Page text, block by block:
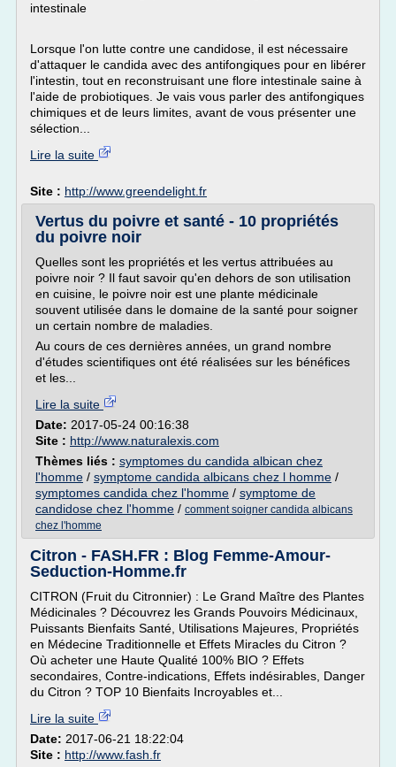
intestinale
Lorsque l'on lutte contre une candidose, il est nécessaire
d'attaquer le candida avec des antifongiques pour en libérer
l'intestin, tout en reconstruisant une flore intestinale saine à
l'aide de probiotiques. Je vais vous parler des antifongiques
chimiques et de leurs limites, avant de vous présenter une
sélection...
Lire la suite
Site : http://www.greendelight.fr
Vertus du poivre et santé - 10 propriétés
du poivre noir
Quelles sont les propriétés et les vertus attribuées au
poivre noir ? Il faut savoir qu'en dehors de son utilisation
en cuisine, le poivre noir est une plante médicinale
souvent utilisée dans le domaine de la santé pour soigner
un certain nombre de maladies.
Au cours de ces dernières années, un grand nombre
d'études scientifiques ont été réalisées sur les bénéfices
et les...
Lire la suite
Date: 2017-05-24 00:16:38
Site : http://www.naturalexis.com
Thèmes liés : symptomes du candida albican chez
l'homme / symptome candida albicans chez l homme /
symptomes candida chez l'homme / symptome de
candidose chez l'homme / comment soigner candida albicans
chez l'homme
Citron - FASH.FR : Blog Femme-Amour-
Seduction-Homme.fr
CITRON (Fruit du Citronnier) : Le Grand Maître des Plantes
Médicinales ? Découvrez les Grands Pouvoirs Médicinaux,
Puissants Bienfaits Santé, Utilisations Majeures, Propriétés
en Médecine Traditionnelle et Effets Miracles du Citron ?
Où acheter une Haute Qualité 100% BIO ? Effets
secondaires, Contre-indications, Effets indésirables, Danger
du Citron ? TOP 10 Bienfaits Incroyables et...
Lire la suite
Date: 2017-06-21 18:22:04
Site : http://www.fash.fr